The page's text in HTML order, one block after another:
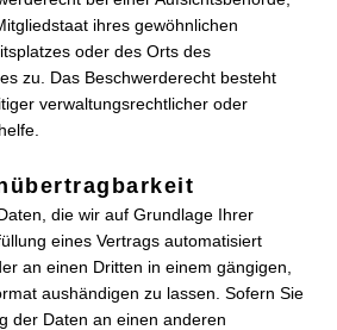
ihres gewöhnlichen
oder des Orts des
zu. Das Beschwerderecht besteht
verwaltungsrechtlicher oder
die wir auf Grundlage Ihrer
eines Vertrags automatisiert
an einen Dritten in einem gängigen,
aushändigen zu lassen. Sofern Sie
der Daten an einen anderen